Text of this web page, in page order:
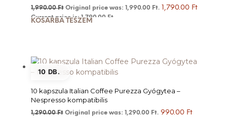
1,990.00Ft Original price was: 1,990.00 Ft. 1,790.00 Ft
Current price is: 1,790.00 Ft.
KOSÁRBA TESZEM
10 DB.
10 kapszula Italian Coffee Purezza Gyógytea –
Nespresso kompatibilis
1,290.00Ft Original price was: 1,290.00 Ft. 990.00 Ft